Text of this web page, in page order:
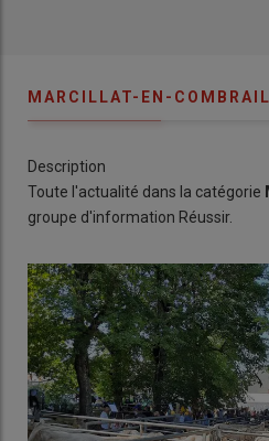
MARCILLAT-EN-
Description
Toute l'actualité dans la catégorie
groupe d'information Réussir.